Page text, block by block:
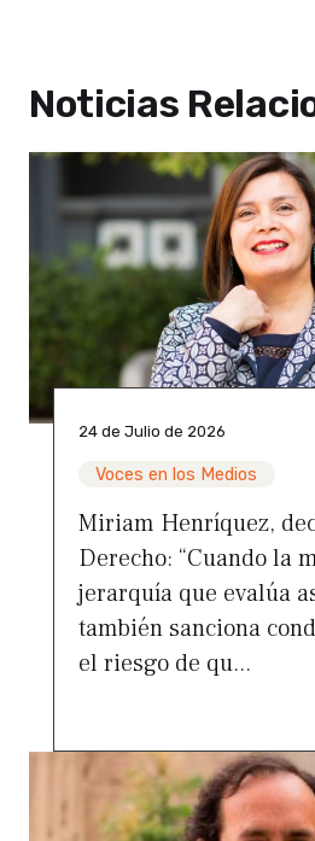
Noticias
24 de Julio de 2026
Voces en los Medios
Miriam Henríquez,
Derecho: “Cuando la
jerarquía que evalúa
también sanciona
el riesgo de qu...